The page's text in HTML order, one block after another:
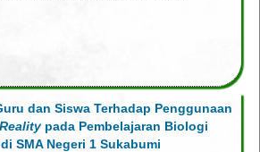
dan Siswa Terhadap Penggunaan
pada Pembelajaran Biologi
SMA Negeri 1 Sukabumi